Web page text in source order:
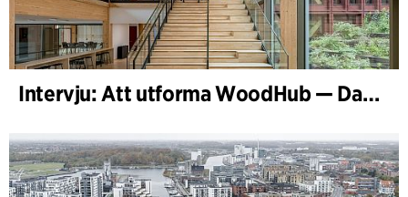
Intervju: Att utforma WoodHub — Danmarks största träbyggnad